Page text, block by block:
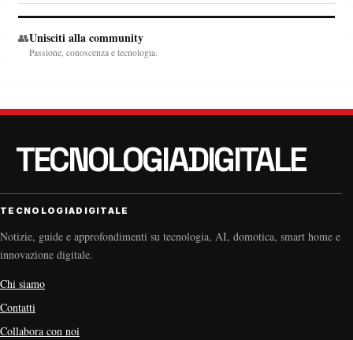
👥Unisciti alla community
Passione, conoscenza e tecnologia.
TECNOLOGIADIGITALE
Notizie, guide e approfondimenti su tecnologia, AI, domotica, smart home e
innovazione digitale.
Chi siamo
Contatti
Collabora con noi